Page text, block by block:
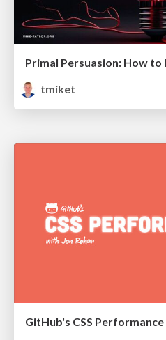
tmiket
GitHub's CSS Performance